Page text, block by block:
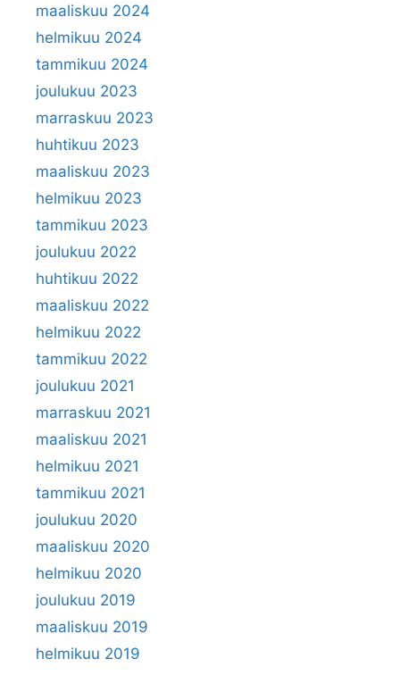
maaliskuu 2024
helmikuu 2024
tammikuu 2024
joulukuu 2023
marraskuu 2023
huhtikuu 2023
maaliskuu 2023
helmikuu 2023
tammikuu 2023
joulukuu 2022
huhtikuu 2022
maaliskuu 2022
helmikuu 2022
tammikuu 2022
joulukuu 2021
marraskuu 2021
maaliskuu 2021
helmikuu 2021
tammikuu 2021
joulukuu 2020
maaliskuu 2020
helmikuu 2020
joulukuu 2019
maaliskuu 2019
helmikuu 2019